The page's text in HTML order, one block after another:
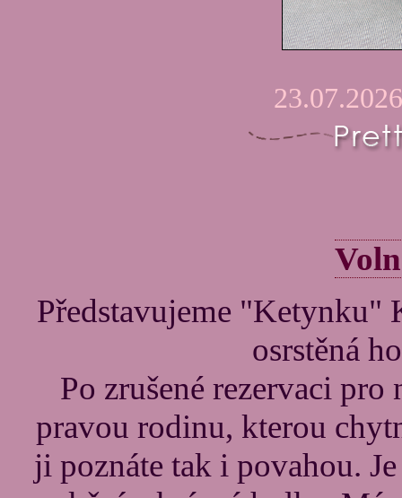
Představujeme
osrstěná
Po zrušené rezervaci
pravou rodinu, kterou
ji poznáte tak i povahou.